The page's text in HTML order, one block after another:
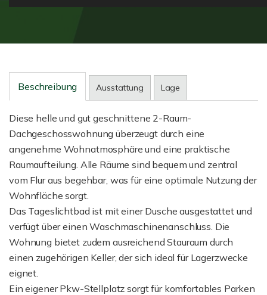
Beschreibung Ausstattung Lage
Diese helle und gut geschnittene 2-Raum-
Dachgeschosswohnung überzeugt durch eine
angenehme Wohnatmosphäre und eine praktische
Raumaufteilung. Alle Räume sind bequem und zentral
vom Flur aus begehbar, was für eine optimale Nutzung der
Wohnfläche sorgt.
Das Tageslichtbad ist mit einer Dusche ausgestattet und
verfügt über einen Waschmaschinenanschluss. Die
Wohnung bietet zudem ausreichend Stauraum durch
einen zugehörigen Keller, der sich ideal für Lagerzwecke
eignet.
Ein eigener Pkw-Stellplatz sorgt für komfortables Parken